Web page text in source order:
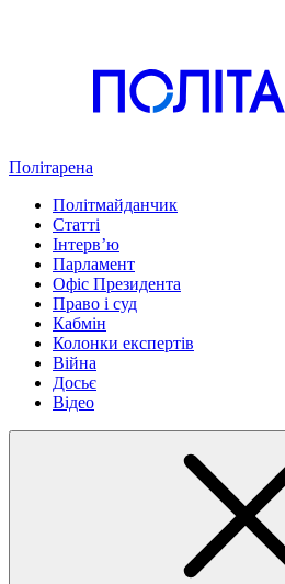
Політарена
Політмайданчик
Статті
Інтервʼю
Парламент
Офіс Президента
Право і суд
Кабмін
Колонки експертів
Війна
Досьє
Відео